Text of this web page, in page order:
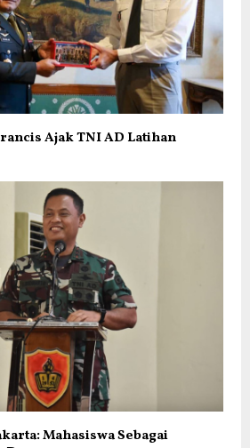
Ajak TNI AD Latihan
Mahasiswa Sebagai